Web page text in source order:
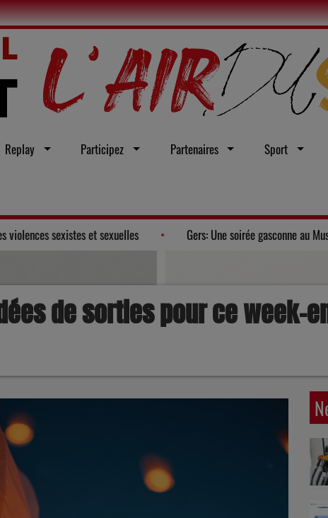
Replay Participez Partenaires Sport
faveur d'une loi intégrale contre les violences sexistes et sexuelles
de sorties pour ce week-